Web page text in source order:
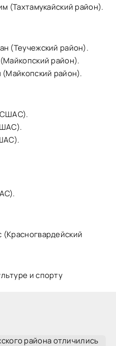
(Тахтамукайский район).
(Теучежский район).
район).
район).
и спорту